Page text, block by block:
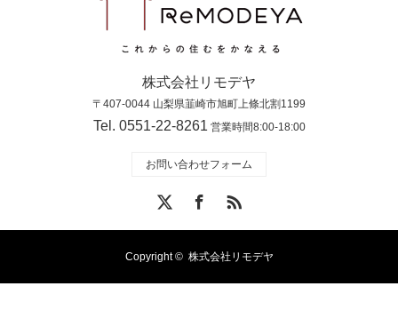
株式会社リモデヤ
〒407-0044 山梨県韮崎市旭町上條北割1199
Tel. 0551-22-8261営業時間8:00-18:00
お問い合わせフォーム
RSS
Copyright © 株式会社リモデヤ